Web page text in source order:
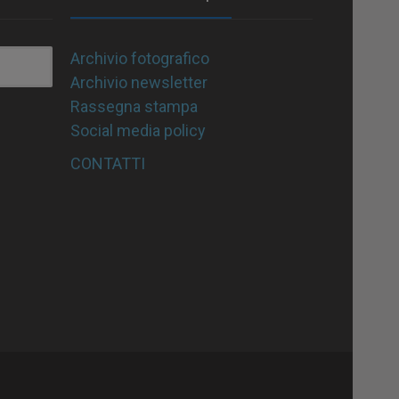
Archivio fotografico
Archivio newsletter
Rassegna stampa
Social media policy
CONTATTI